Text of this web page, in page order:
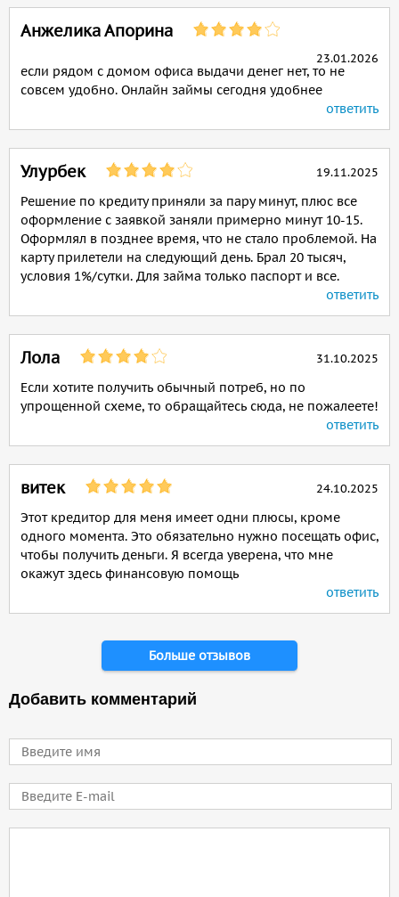
Анжелика Апорина
23.01.2026
если рядом с домом офиса выдачи денег нет, то не
совсем удобно. Онлайн займы сегодня удобнее
ответить
Улурбек 19.11.2025
Решение по кредиту приняли за пару минут, плюс все
оформление с заявкой заняли примерно минут 10-15.
Оформлял в позднее время, что не стало проблемой. На
карту прилетели на следующий день. Брал 20 тысяч,
условия 1%/сутки. Для займа только паспорт и все.
ответить
Лола 31.10.2025
Если хотите получить обычный потреб, но по
упрощенной схеме, то обращайтесь сюда, не пожалеете!
ответить
витек 24.10.2025
Этот кредитор для меня имеет одни плюсы, кроме
одного момента. Это обязательно нужно посещать офис,
чтобы получить деньги. Я всегда уверена, что мне
окажут здесь финансовую помощь
ответить
Больше отзывов
Добавить комментарий
Имя
E-mail